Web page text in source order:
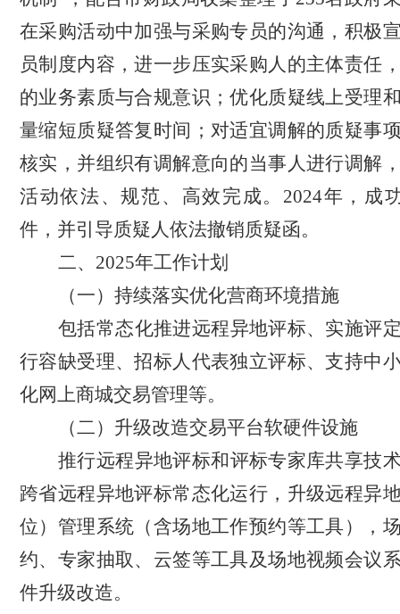
在采购活动中加强与采购专员的沟通，积极
员制度内容，进一步压实采购人的主体责任
的业务素质与合规意识；优化质疑线上受理
量缩短质疑答复时间；对适宜调解的质疑事
核实，并组织有调解意向的当事人进行调解
活动依法、规范、高效完成。2024年，成
件，并引导质疑人依法撤销质疑函。
二、 2025年工作计划
（一） 持续落实优化营商环境措施
包括常态化推进远程异地评标、实施评
行容缺受理、招标人代表独立评标、支持中
化网上商城交易管理等。
（二） 升级改造交易平台软硬件设施
推行远程异地评标和评标专家库共享技
跨省远程异地评标常态化运行，升级远程异
位）管理系统（含场地工作预约等工具），
约、专家抽取、云签等工具及场地视频会议
件升级改造。